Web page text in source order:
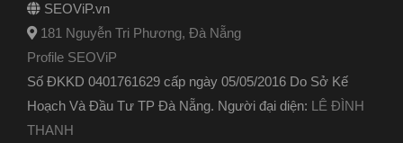
SEOViP.vn
181 Nguyễn Tri Phương, Đà Nẵng
Profile SEOViP
Số ĐKKD 0401761629 cấp ngày 05/05/2016 Do Sở Kế
Hoạch Và Đầu Tư TP Đà Nẵng. Người đại diện: LÊ ĐÌNH
THANH